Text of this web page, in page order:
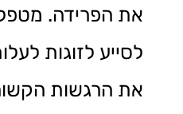
את הפרידה.
לסייע לזוגות
את הרגשות